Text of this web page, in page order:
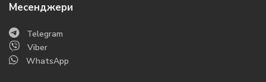
Месенджери
Telegram
Viber
WhatsApp